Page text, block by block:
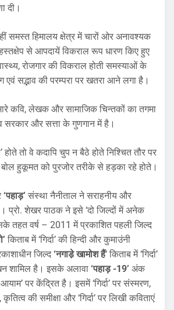
दी।
समस्त हिमालय क्षेत्र में चारों ओर अनावश्यक
से आपदायें विकराल रूप धारण किए हुए
रोजगार की विकराल होती समस्याओं के
एवं सद्भाव की परम्परा पर खतरा आने लगा है।
कवि, लेखक और सामाजिक चिन्तकों का तगमा
सरकार और सत्ता के गुणगान में है।
होते तो वे कदापि चुप न बैठे होते निश्चित तौर पर
हुकूमत को पुरजोर तरीके से हड़का रहे होते।
‘पहाड़’ संस्था नैनीताल ने सराहनीय और
प्रो. शेखर पाठक ने इसे ‘दो जिल्दों में अनेक
इसके तहत वर्ष – 2011 में प्रकाशित पहली जिल्द
किताब में ‘गिर्दा’ की हिन्दी और कुमाउंनी
जिल्द ‘नगाडे़ खामोश हैं‘ किताब में ‘गिर्दा’
शामिल है। इसके अलावा ‘पहाड़ -19’ अंक
आयाम’ पर केंद्रित है। इसमें ‘गिर्दा’ पर संस्मरण,
की समीक्षा और ‘गिर्दा’ पर लिखी कविताएं